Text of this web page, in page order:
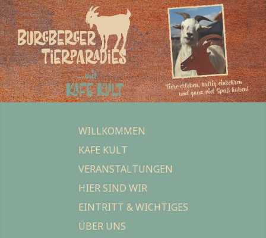
WILLKOMMEN
KAFE KULT
VERANSTALTUNGEN
HIER SIND WIR
EINTRITT & WICHTIGES
ÜBER UNS